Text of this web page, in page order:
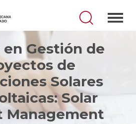
en Gestión de
de
Solares
Solar
Management